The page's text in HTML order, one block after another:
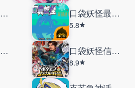
传说之下逆境对决 口袋妖怪最强进化
5.8
我的世界米库宝可梦 口袋妖怪信长的野望
8.9